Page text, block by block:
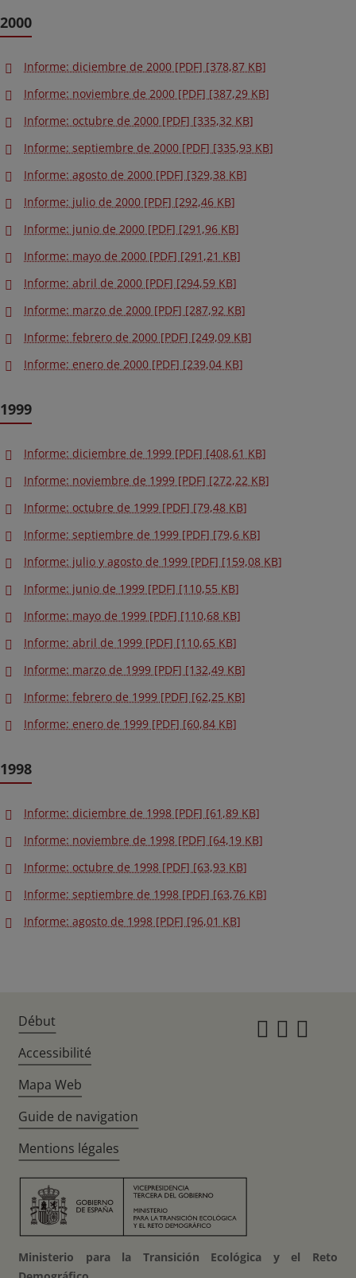
2000
Informe: diciembre de 2000 [PDF] [378,87 KB]
Informe: noviembre de 2000 [PDF] [387,29 KB]
Informe: octubre de 2000 [PDF] [335,32 KB]
Informe: septiembre de 2000 [PDF] [335,93 KB]
Informe: agosto de 2000 [PDF] [329,38 KB]
Informe: julio de 2000 [PDF] [292,46 KB]
Informe: junio de 2000 [PDF] [291,96 KB]
Informe: mayo de 2000 [PDF] [291,21 KB]
Informe: abril de 2000 [PDF] [294,59 KB]
Informe: marzo de 2000 [PDF] [287,92 KB]
Informe: febrero de 2000 [PDF] [249,09 KB]
Informe: enero de 2000 [PDF] [239,04 KB]
1999
Informe: diciembre de 1999 [PDF] [408,61 KB]
Informe: noviembre de 1999 [PDF] [272,22 KB]
Informe: octubre de 1999 [PDF] [79,48 KB]
Informe: septiembre de 1999 [PDF] [79,6 KB]
Informe: julio y agosto de 1999 [PDF] [159,08 KB]
Informe: junio de 1999 [PDF] [110,55 KB]
Informe: mayo de 1999 [PDF] [110,68 KB]
Informe: abril de 1999 [PDF] [110,65 KB]
Informe: marzo de 1999 [PDF] [132,49 KB]
Informe: febrero de 1999 [PDF] [62,25 KB]
Informe: enero de 1999 [PDF] [60,84 KB]
1998
Informe: diciembre de 1998 [PDF] [61,89 KB]
Informe: noviembre de 1998 [PDF] [64,19 KB]
Informe: octubre de 1998 [PDF] [63,93 KB]
Informe: septiembre de 1998 [PDF] [63,76 KB]
Informe: agosto de 1998 [PDF] [96,01 KB]
Début
Accessibilité
Mapa Web
Guide de navigation
Mentions légales
Ministerio para la Transición Ecológica y el Reto